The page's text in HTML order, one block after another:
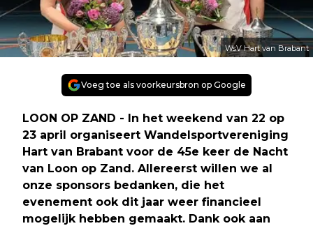
WsV Hart van Brabant
Voeg toe als voorkeursbron op Google
LOON OP ZAND - In het weekend van 22 op
23 april organiseert Wandelsportvereniging
Hart van Brabant voor de 45e keer de Nacht
van Loon op Zand. Allereerst willen we al
onze sponsors bedanken, die het
evenement ook dit jaar weer financieel
mogelijk hebben gemaakt. Dank ook aan